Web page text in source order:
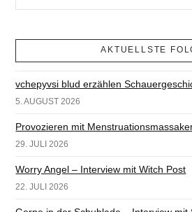
AKTUELLSTE
vchepyvsi blud erzählen
5. AUGUST 2026
Provozieren mit
29. JULI 2026
Worry Angel – Interview mit Witch Post
22. JULI 2026